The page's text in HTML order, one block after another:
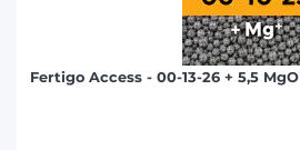
Fertigo Access - 00-13-26 + 5,5 MgO